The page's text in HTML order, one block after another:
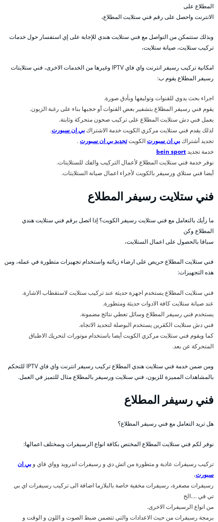
المطلاع على
الانترنت واحصل على رقم فني ستلايت المطلاع،
وبذلك ستتمكن من التواصل مع فني ستلايت هندي للإجابة على إي استفسار حول خدمات
تركيب ستلايت، صيانة ستلايت،
امكانية تركيب رسيفر انترنت واي فاي IPTV وغيرها من الخدمات الاخرى، فني ستلايتات
رسيفر المطلاع يقوم ب:
اجراء بحث يدوي للقنوات وتوليفها وبأدق صورة.
يقوم فني رسيفر المطلاع بتشفير بعض القنوات أو حجبها بناء على رغبة الزبون.
يعمل فني دش ستلايت المطلاع على تركيب صحون متحركة وثابتة.
لذلك يقدم فني ستلايت مركزي الكويت خدمة الاشتراكبي ان سبورت.
تجديد أشتراكبي ان سبورتالكويتتجديد بي ان سبورت.
خدمة تجديدbein sport
نوفر خدمة فني ستلايت المطلاع لأعمال التركيب والفك للستلايتات.
أيضا فني ستلاي ورسيفر بالكويت لأجراء اعمال صيانة الستلايتات.
فني ستلايت رسيفر المطلاع
ما رأيك بالتعامل مع فني ستلايت رسيفر الكويت؟ إذا اتصل برقم فني ستلايت هندي
المطلاع وكن
سباقا بالحصول على اعمال الستلايت،
فني ستلايت المطلاع حريص على ارضاء زبائنه واستخدام تجهيزات متطورة في عمله، ومن
هذه التجهيزات:
فني ستلايت المطلاع يستخدم اجهزة حديثة عند تركيب ستلايت لاستقطاب الاشارة.
عند صيانة ستلايت كافة الادوات حديثة ومتطورة.
يستخدم فني رسيفر المطلاع وسائل تعطي نتائج مضمونة.
فني دش ستلايت الكقرين يستخدم البوصلة لتحديد الاتجاه.
كما ويقوم فني ستلايت مركزي الكويت أيضا باستخدام موتورات لتحريك الاطباق
المتحركة عن بعد.
ومن ضمن خدمة فني ستلايت هندي المطلاع تركيب رسيفر انترنت واي فاي IPTV للتحكم
بالمشاهدات المميزة للزبون، فني سنلايت ورسيفر بالمطلاع مثال للتميز في العمل.
فني رسيفر المطلاع
هل تريد التعامل مع فني رسيفر المطلاع؟
نوفر لكم فني ستلايت المطلاع المختص بكافة انواع الرسيفرات وبمختلف اعمالها:
تركيب رسيفرات عادية و متطورة من اتش دي و رسيفرات اندرويد وواي فاي و بي ان
سبورت،
رسيفرات مصغرة، رسيفرات مخفية خاصة بالبلازما اضافة الى تركيب رسيفرات اي بي
تي في ….الخ
من انواع الرسيفرات الاخرى.
برمجة رسيفرات من حيث الاعدادات والتي تتضمن ضبط الصوت و اللون و الوقت و